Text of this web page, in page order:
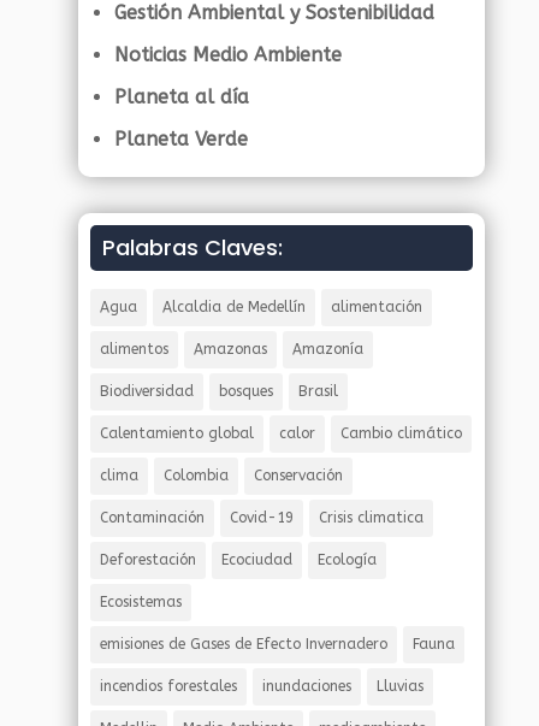
Gestión Ambiental y Sostenibilidad
Noticias Medio Ambiente
Planeta al día
Planeta Verde
Palabras Claves:
Agua Alcaldia de Medellín alimentación
alimentos Amazonas Amazonía
Biodiversidad bosques Brasil
Calentamiento global calor Cambio climático
clima Colombia Conservación
Contaminación Covid-19 Crisis climatica
Deforestación Ecociudad Ecología
Ecosistemas
emisiones de Gases de Efecto Invernadero Fauna
incendios forestales inundaciones Lluvias